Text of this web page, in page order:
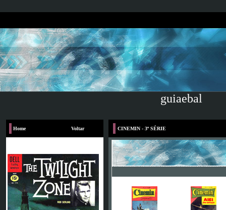
guiaebal
Home Voltar CINEMIN - 3ª SÉRIE